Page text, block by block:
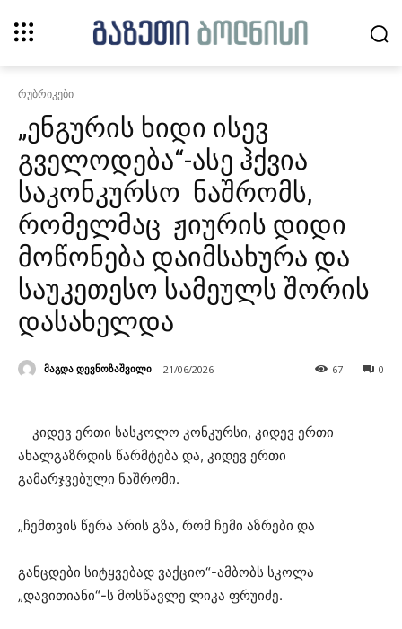
რუბრიკები
„ენგურის ხიდი ისევ
გველოდება“-ასე ჰქვია
საკონკურსო ნაშრომს,
რომელმაც ჟიურის დიდი
მოწონება დაიმსახურა და
საუკეთესო სამეულს შორის
დასახელდა
მაგდა დევნოზაშვილი 21/06/2026 0
67
კიდევ ერთი სასკოლო კონკურსი, კიდევ ერთი
ახალგაზრდის წარმტება და, კიდევ ერთი
გამარჯვებული ნაშრომი.
„ჩემთვის წერა არის გზა, რომ ჩემი აზრები და
განცდები სიტყვებად ვაქციო“-ამბობს სკოლა
„დავითიანი“-ს მოსწავლე ლიკა ფრუიძე.